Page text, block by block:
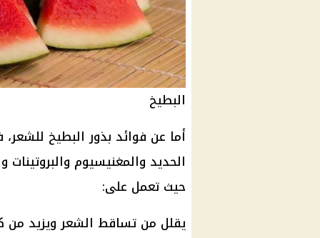
البطيخ
أما عن فوائد بذور البطيخ
الحديد والمغنيسيوم
حيث تعمل على:
يقلل من تساقط الشعر ويزيد من